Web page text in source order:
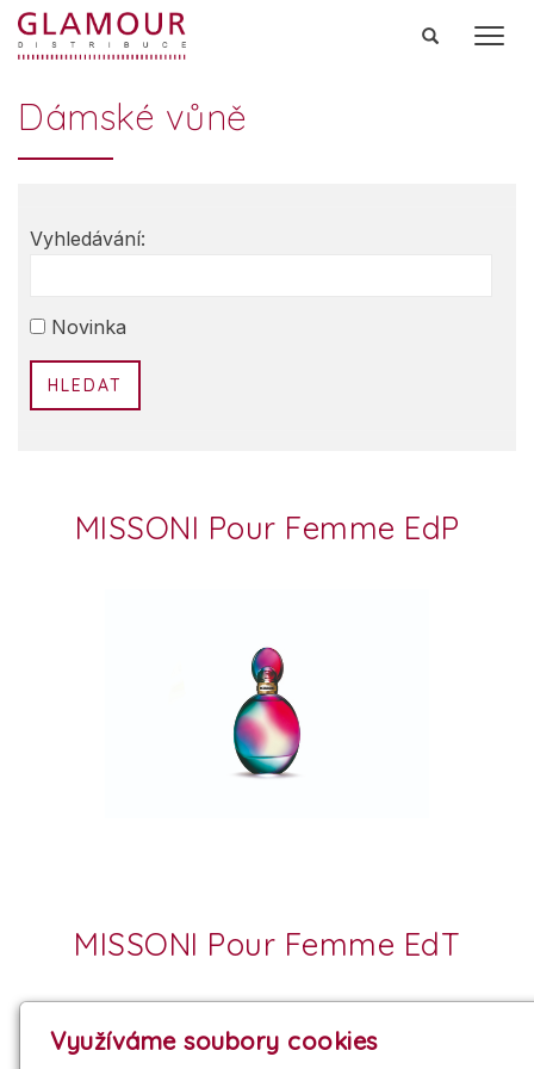
Dámské vůně
Vyhledávání:
HLEDAT
MISSONI Pour Femme EdP
MISSONI Pour Femme EdT
Využíváme soubory cookies